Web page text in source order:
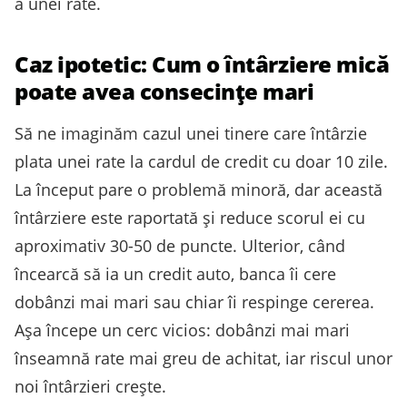
Caz ipotetic: Cum o întârziere mică
poate avea consecințe mari
Să ne imaginăm cazul unei tinere care întârzie
plata unei rate la cardul de credit cu doar 10 zile.
La început pare o problemă minoră, dar această
întârziere este raportată și reduce scorul ei cu
aproximativ 30-50 de puncte. Ulterior, când
încearcă să ia un credit auto, banca îi cere
dobânzi mai mari sau chiar îi respinge cererea.
Așa începe un cerc vicios: dobânzi mai mari
înseamnă rate mai greu de achitat, iar riscul unor
noi întârzieri crește.